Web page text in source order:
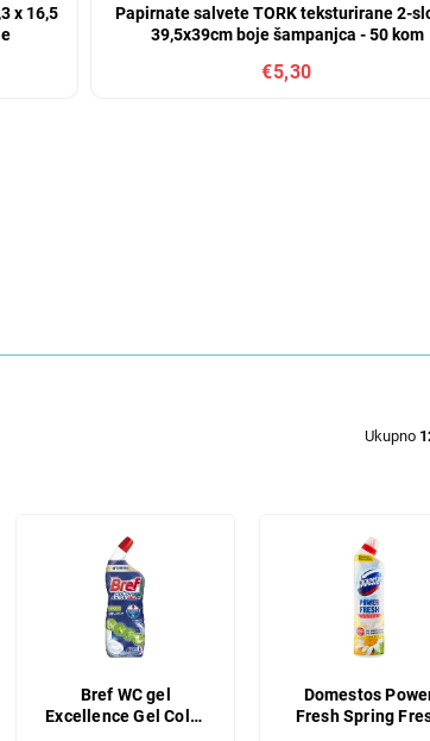
x 16,5
Papirnate salvete TORK teksturirane 2-
39,5x39cm boje šampanjca - 50 kom
€5,30
Ukupno
Bref WC gel
Excellence Gel Color
Domestos
Fresh Spring